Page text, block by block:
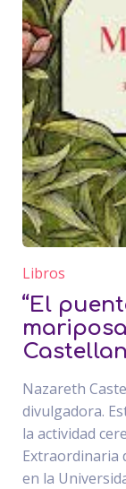
Libros
“El
Nazareth
divulgadora.
la actividad
Extraordinaria
en la